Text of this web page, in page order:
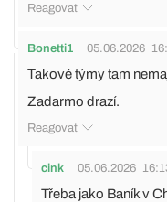
Reagovat
Bonetti1 05.06.2026
Takové týmy tam
Zadarmo drazí.
Reagovat
cink 05.06.2026
Třeba jako Baník v